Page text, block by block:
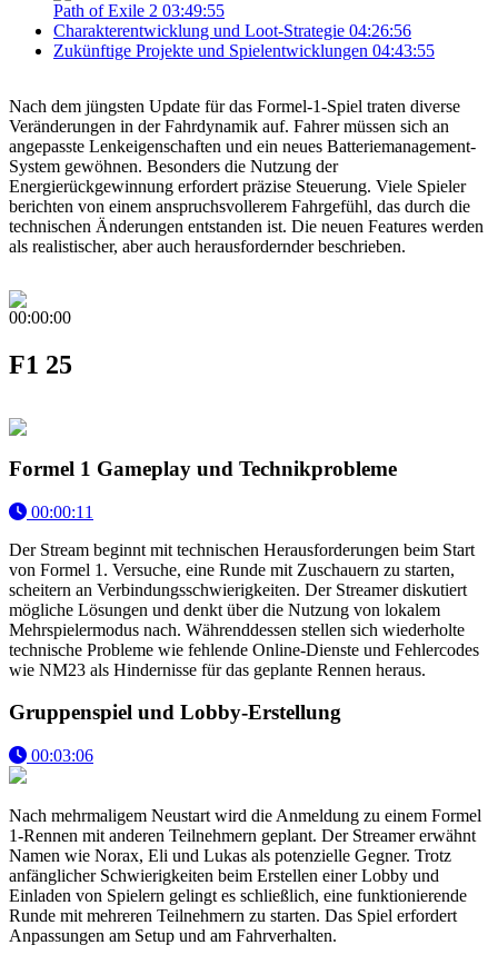
Path of Exile 2 03:49:55
Charakterentwicklung und Loot-Strategie 04:26:56
Zukünftige Projekte und Spielentwicklungen 04:43:55
Nach dem jüngsten Update für das Formel-1-Spiel traten diverse
Veränderungen in der Fahrdynamik auf. Fahrer müssen sich an
angepasste Lenkeigenschaften und ein neues Batteriemanagement-
System gewöhnen. Besonders die Nutzung der
Energierückgewinnung erfordert präzise Steuerung. Viele Spieler
berichten von einem anspruchsvollerem Fahrgefühl, das durch die
technischen Änderungen entstanden ist. Die neuen Features werden
als realistischer, aber auch herausfordernder beschrieben.
00:00:00
F1 25
Formel 1 Gameplay und Technikprobleme
00:00:11
Der Stream beginnt mit technischen Herausforderungen beim Start
von Formel 1. Versuche, eine Runde mit Zuschauern zu starten,
scheitern an Verbindungsschwierigkeiten. Der Streamer diskutiert
mögliche Lösungen und denkt über die Nutzung von lokalem
Mehrspielermodus nach. Währenddessen stellen sich wiederholte
technische Probleme wie fehlende Online-Dienste und Fehlercodes
wie NM23 als Hindernisse für das geplante Rennen heraus.
Gruppenspiel und Lobby-Erstellung
00:03:06
Nach mehrmaligem Neustart wird die Anmeldung zu einem Formel
1-Rennen mit anderen Teilnehmern geplant. Der Streamer erwähnt
Namen wie Norax, Eli und Lukas als potenzielle Gegner. Trotz
anfänglicher Schwierigkeiten beim Erstellen einer Lobby und
Einladen von Spielern gelingt es schließlich, eine funktionierende
Runde mit mehreren Teilnehmern zu starten. Das Spiel erfordert
Anpassungen am Setup und am Fahrverhalten.